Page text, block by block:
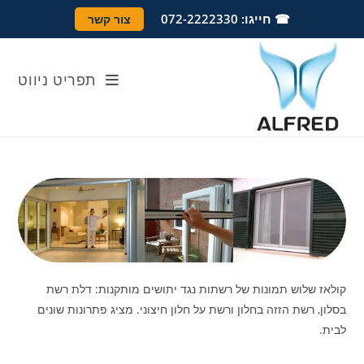
content
☎ חייגו: 072-2222330 צור קשר
תפריט ניווט
קולאז שלוש תמונות של רשתות נגד יתושים מותקנות: דלת רשת
בסלון, רשת הזזה בחלון ורשת על חלון חיצוני. מציג פתרונות שונים
לבית.